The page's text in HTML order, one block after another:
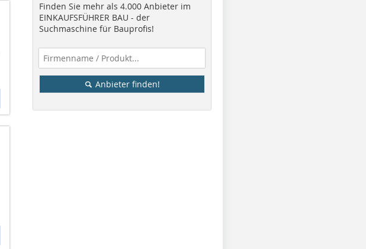
Finden Sie mehr als 4.000 Anbieter im
EINKAUFSFÜHRER BAU - der
Suchmaschine für Bauprofis!
Anbieter finden!